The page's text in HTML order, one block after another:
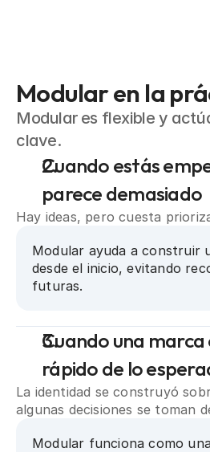
Modular en la
Modular es flexible y
clave.
Cuando estás
parece demasiado
Hay ideas, pero cuesta
Modular ayuda a construir
desde el inicio, evitando
futuras.
Cuando una marca
rápido de lo
La identidad se construyó
algunas decisiones se toman
Modular funciona como